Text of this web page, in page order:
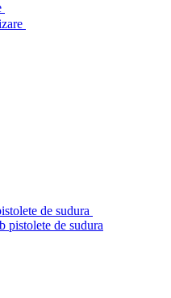
de sudura
pistolete de sudura